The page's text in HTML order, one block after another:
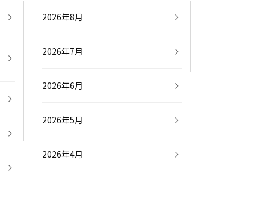
2026年8月
2026年7月
2026年6月
2026年5月
2026年4月